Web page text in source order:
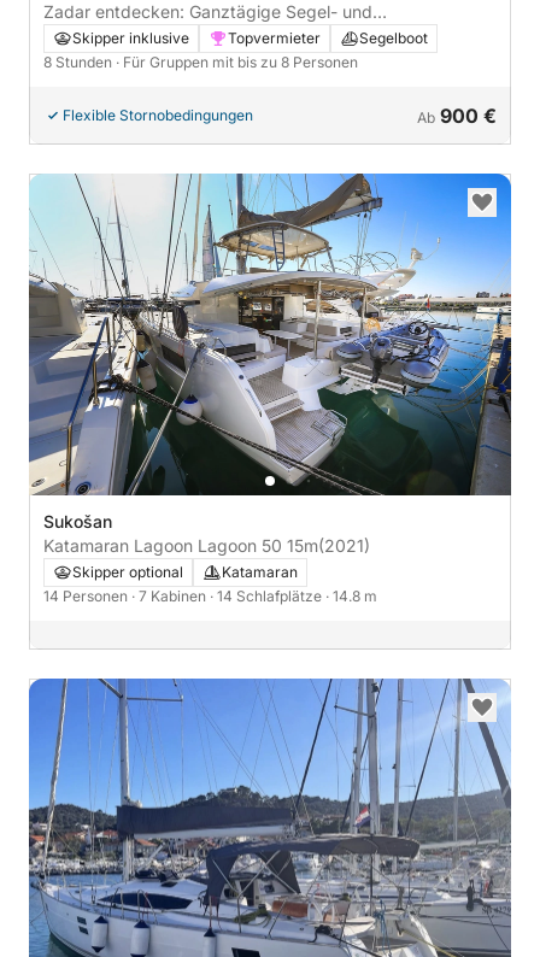
Zadar entdecken: Ganztägige Segel- und
Wasseraktivitäten
Skipper inklusive Topvermieter
Segelboot
8 Stunden · Für Gruppen mit bis zu 8 Personen
Flexible Stornobedingungen Ab 900 €
Sukošan
Katamaran Lagoon Lagoon 50 15m(2021)
Skipper optional
Katamaran
14 Personen · 7 Kabinen · 14 Schlafplätze · 14.8 m